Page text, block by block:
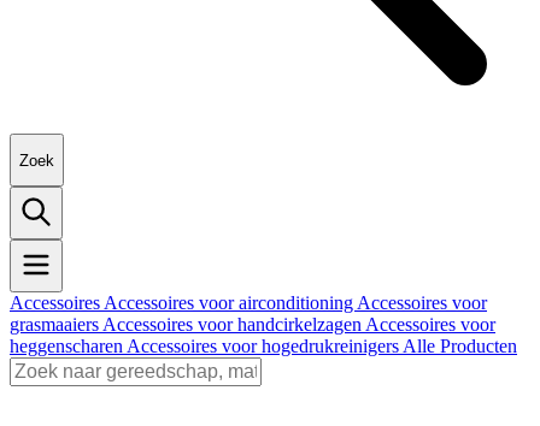
Zoek
Accessoires Accessoires voor airconditioning Accessoires voor
grasmaaiers Accessoires voor handcirkelzagen Accessoires voor
heggenscharen Accessoires voor hogedrukreinigers Alle Producten